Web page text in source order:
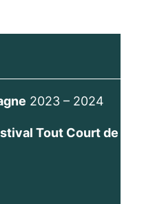
2023 – 2024
Tout Court de